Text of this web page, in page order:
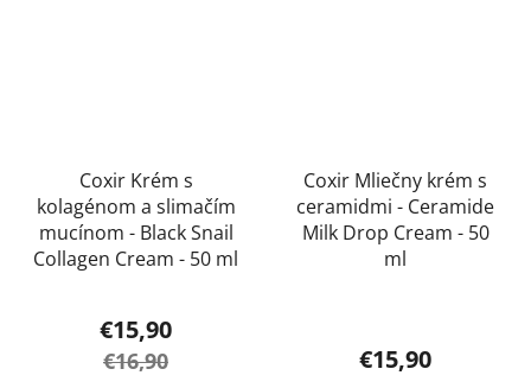
Coxir Krém s
kolagénom a slimačím
mucínom - Black Snail
Collagen Cream - 50 ml
hodnotenie
produktu
€15,90
€16,90
Coxir Mliečny krém s
ceramidmi - Ceramide
Milk Drop Cream - 50
ml
€15,90